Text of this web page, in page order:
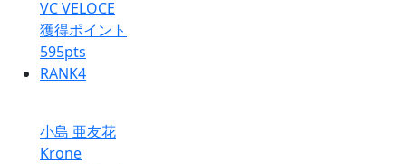
VC VELOCE
獲得ポイント
595pts
RANK4
小島 亜友花
Krone